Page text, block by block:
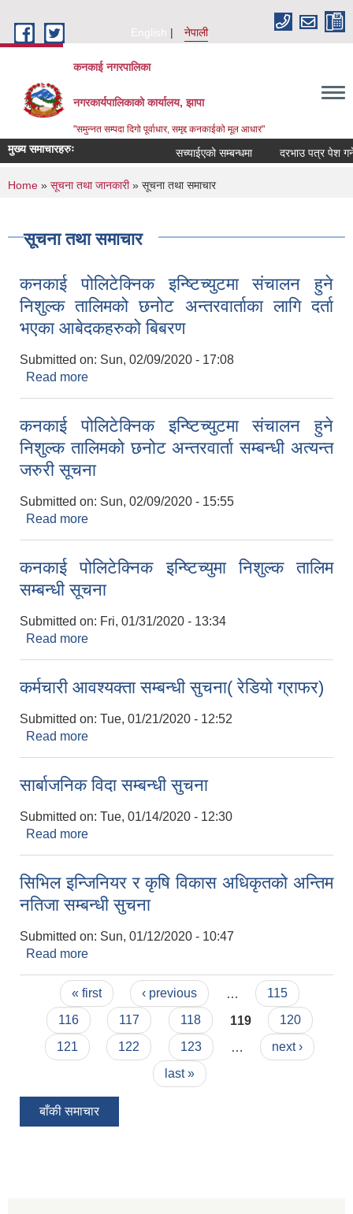
English
नेपाली
कनकाई नगरपालिका
नगरकार्यपालिकाको कार्यालय, झापा
"समुन्नत सम्पदा दिगो पूर्वाधार, समृद्द कनकाईको मूल आधार"
मुख्य समाचारहरुः सच्याईएको सम्बन्धमा दरभाउ पत्र पेश गर्ने
You are here
Home » सूचना तथा जानकारी» सूचना तथा समाचार
सूचना तथा समाचार
कनकाई पोलिटेक्निक इन्ष्टिच्युटमा संचालन हुने
निशुल्क तालिमको छनोट अन्तरवार्ताका लागि दर्ता
भएका आबेदकहरुको बिबरण
Submitted on: Sun, 02/09/2020 - 17:08
Read more
कनकाई पोलिटेक्निक इन्ष्टिच्युटमा संचालन हुने
निशुल्क तालिमको छनोट अन्तरवार्ता सम्बन्धी अत्यन्त
जरुरी सूचना
Submitted on: Sun, 02/09/2020 - 15:55
Read more
कनकाई पोलिटेक्निक इन्ष्टिच्युमा निशुल्क तालिम
सम्बन्धी सूचना
Submitted on: Fri, 01/31/2020 - 13:34
Read more
कर्मचारी आवश्यक्ता सम्बन्धी सुचना( रेडियो ग्राफर)
Submitted on: Tue, 01/21/2020 - 12:52
Read more
सार्बाजनिक विदा सम्बन्धी सुचना
Submitted on: Tue, 01/14/2020 - 12:30
Read more
सिभिल इन्जिनियर र कृषि विकास अधिकृतको अन्तिम
नतिजा सम्बन्धी सुचना
Submitted on: Sun, 01/12/2020 - 10:47
Read more
Pages« first ‹ previous
115
116
117 118 119
120
121
122 123
next ›
last »
बाँकी समाचार